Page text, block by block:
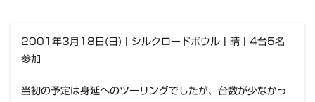
2001年3月18日(日) | シルクロードボウル | 晴 | 4台5名
参加
当初の予定は身延へのツーリングでしたが、台数が少なかっ